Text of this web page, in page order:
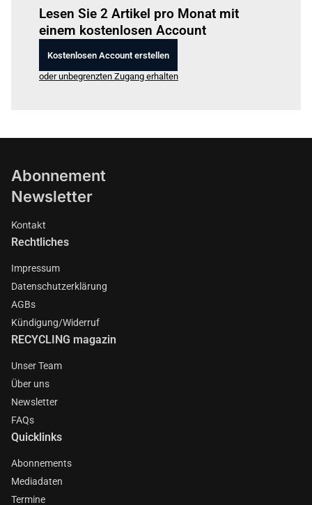
Lesen Sie 2 Artikel pro Monat mit
einem kostenlosen Account
Kostenlosen Account erstellen
oder unbegrenzten Zugang erhalten
Abonnement
Newsletter
Kontakt
Rechtliches
Impressum
Datenschutzerklärung
AGBs
Kündigung/Widerruf
RECYCLING magazin
Unser Team
Über uns
Newsletter
FAQs
Quicklinks
Abonnements
Mediadaten
Termine